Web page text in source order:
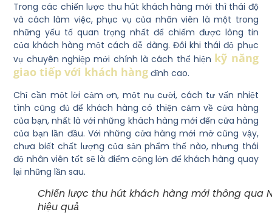
Trong các chiến lược thu hút khách hàng mới thì thái độ
và cách làm việc, phục vụ của nhân viên là một trong
những yếu tố quan trọng nhất để chiếm được lòng tin
của khách hàng một cách dễ dàng. Đôi khi thái độ phục
vụ chuyên nghiệp mới chính là cách thể hiện kỹ năng
giao tiếp với khách hàng đỉnh cao.
Chỉ cần một lời cảm ơn, một nụ cười, cách tư vấn nhiệt
tình cũng đủ để khách hàng có thiện cảm về cửa hàng
của bạn, nhất là với những khách hàng mới đến cửa hàng
của bạn lần đầu. Với những cửa hàng mới mở cũng vậy,
chưa biết chất lượng của sản phẩm thế nào, nhưng thái
độ nhân viên tốt sẽ là điểm cộng lớn để khách hàng quay
lại những lần sau.
Chiến lược thu hút khách hàng mới thông qua
hiệu quả